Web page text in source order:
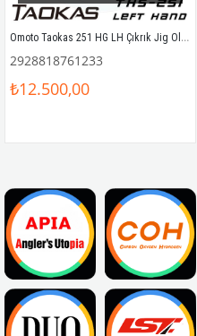
Omoto Taokas 251 HG LH Çıkrık Jig Olta Makinesi (Sol El)
2928818761233
₺12.500,00